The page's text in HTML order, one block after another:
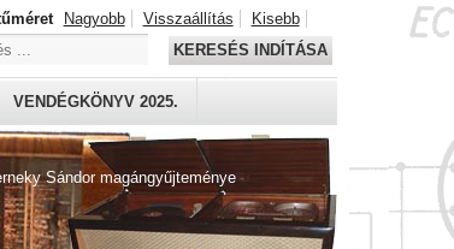
Sándor magángyűjteménye
VENDÉGKÖNYV 2025.
Nagyobb Visszaállítás
Kisebb
KERESÉS INDÍTÁSA